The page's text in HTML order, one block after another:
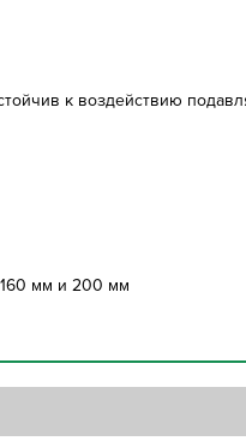
к воздействию
160 мм и 200 мм